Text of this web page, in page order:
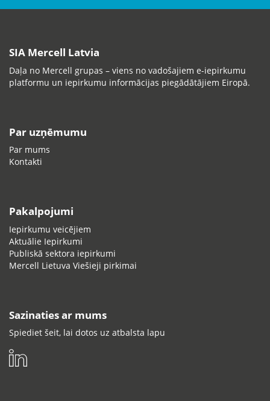
SIA Mercell Latvia
Daļa no Mercell grupas – viens no vadošajiem e-iepirkumu
platformu un iepirkumu informācijas piegādātājiem Eiropā.
Par uzņēmumu
Par mums
Kontakti
Pakalpojumi
Iepirkumu veicējiem
Aktuālie Iepirkumi
Publiskā sektora iepirkumi
Mercell Lietuva Viešieji pirkimai
Sazinaties ar mums
Spiediet šeit, lai dotos uz atbalsta lapu